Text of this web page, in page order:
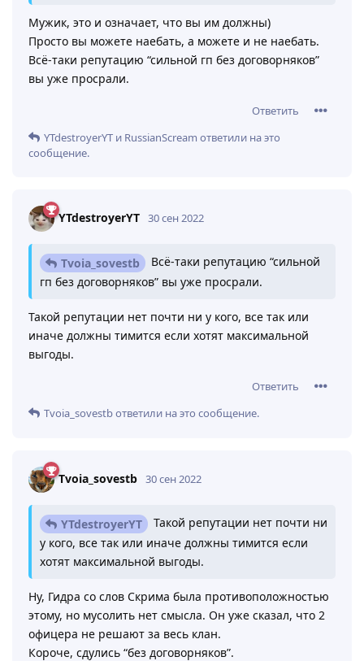
Мужик, это и означает, что вы им должны)
Просто вы можете наебать, а можете и не наебать.
Всё-таки репутацию “сильной гп без договорняков”
вы уже просрали.
Ответить
YTdestroyerYT и RussianScream ответили на это
сообщение.
YTdestroyerYT 30 сен 2022
Tvoia_sovestb
Всё-таки репутацию “сильной
гп без договорняков” вы уже просрали.
Такой репутации нет почти ни у кого, все так или
иначе должны тимится если хотят максимальной
выгоды.
Ответить
Tvoia_sovestbответили на это сообщение.
Tvoia_sovestb 30 сен 2022
YTdestroyerYT
Такой репутации нет почти ни
у кого, все так или иначе должны тимится если
хотят максимальной выгоды.
Ну, Гидра со слов Скрима была противоположностью
этому, но мусолить нет смысла. Он уже сказал, что 2
офицера не решают за весь клан.
Короче, сдулись “без договорняков”.